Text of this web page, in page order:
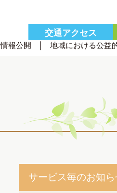
情報公開 地域における公益
交通アクセス
サービス毎のお知ら